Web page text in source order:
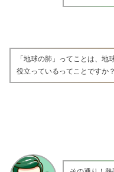
「地球の肺」ってことは、地
役立っているってことですか？